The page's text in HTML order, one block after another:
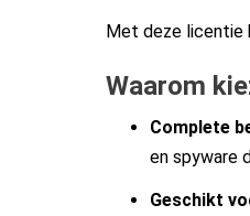
Met deze licentie
Waarom
Complete
en spyware
Geschikt